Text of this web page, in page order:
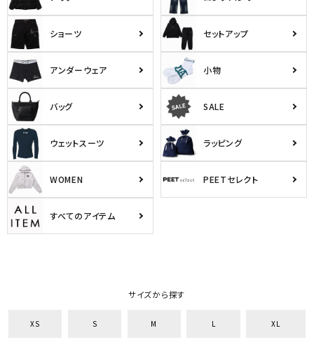
ショーツ セットアップ
アンダーウェア 小物
バッグ SALE
ウェットスーツ ラッピング
WOMEN PEETセレクト
すべてのアイテム
サイズから探す
XS S M L XL